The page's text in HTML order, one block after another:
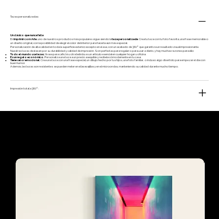
Tazas personalizadas:
Un clásico que nunca falla
En Imprimir com Arte, uno de nuestros productos más populares sigue siendo lataza personalizada. Crea tu taza con tu foto favorita, una frase memorable o
un diseño original, con la posibilidad de elegir el color del interior para hacerla aún más especial.
Personalización de alta calidad en toda la superficie exterior, excepto en el asa, con un acabado de 360º que garantiza un resultado visual impresionante.
Nuestras tazas destacan por su durabilidad y calidad de impresión. Son perfectas para regalar o para usar a diario, y hay muchas razones para ello:
Todo el mundo usa tazas.Ya sea para café, té u otra bebida, es un artículo esencial en cualquier hogar u oficina.
Es un regalo económico.Personaliza una taza a un precio asequible y recíbela cómodamente en tu casa.
Tiene valor emocional.Crea una taza con una frase especial, un dibujo hecho por tus hijos, una foto familiar... o incluso algo divertido para empezar el día con
buen humor.
Además, las tazas son resistentes: se pueden meter en el lavavajillas y en el microondas, manteniendo su calidad durante mucho tiempo.
Impresión total a 360º: